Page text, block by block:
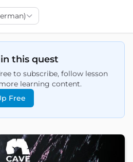
this quest
to subscribe, follow lesson
learning content.
Free